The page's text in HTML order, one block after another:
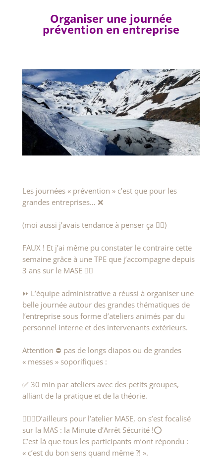
Organiser une journée
prévention en entreprise
Les journées « prévention » c’est que pour les
grandes entreprises… ❌
(moi aussi j’avais tendance à penser ça 🤦‍♀️)
FAUX ! Et j’ai même pu constater le contraire cette
semaine grâce à une TPE que j’accompagne depuis
3 ans sur le MASE 🙋‍♀️
⏩ L’équipe administrative a réussi à organiser une
belle journée autour des grandes thématiques de
l’entreprise sous forme d’ateliers animés par du
personnel interne et des intervenants extérieurs.
Attention ⛔ pas de longs diapos ou de grandes
« messes » soporifiques :
✅ 30 min par ateliers avec des petits groupes,
alliant de la pratique et de la théorie.
👷🏻‍♀️D’ailleurs pour l’atelier MASE, on s’est focalisé
sur la MAS : la Minute d’Arrêt Sécurité !⭕
C’est là que tous les participants m’ont répondu :
« c’est du bon sens quand même ?! ».